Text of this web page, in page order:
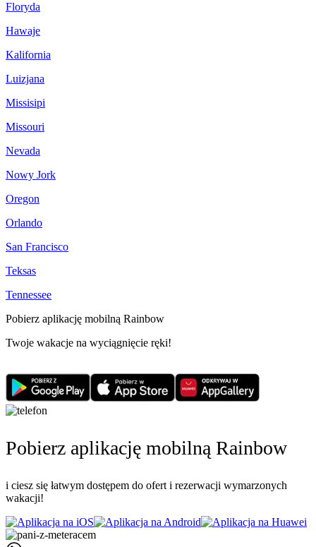
Floryda
Hawaje
Kalifornia
Luizjana
Missisipi
Missouri
Nevada
Nowy Jork
Oregon
Orlando
San Francisco
Teksas
Tennessee
Pobierz aplikację mobilną Rainbow
Twoje wakacje na wyciągnięcie ręki!
Pobierz aplikację mobilną Rainbow
i ciesz się łatwym dostępem do ofert i rezerwacji wymarzonych
wakacji!